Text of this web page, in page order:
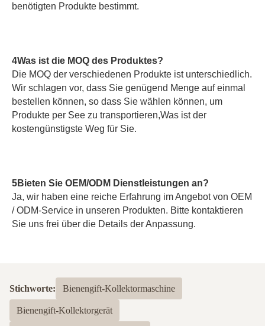
benötigten Produkte bestimmt.
4Was ist die MOQ des Produktes?
Die MOQ der verschiedenen Produkte ist unterschiedlich.
Wir schlagen vor, dass Sie genügend Menge auf einmal
bestellen können, so dass Sie wählen können, um
Produkte per See zu transportieren,Was ist der
kostengünstigste Weg für Sie.
5Bieten Sie OEM/ODM Dienstleistungen an?
Ja, wir haben eine reiche Erfahrung im Angebot von OEM
/ ODM-Service in unseren Produkten. Bitte kontaktieren
Sie uns frei über die Details der Anpassung.
Stichworte: Bienengift-Kollektormaschine
Bienengift-Kollektorgerät